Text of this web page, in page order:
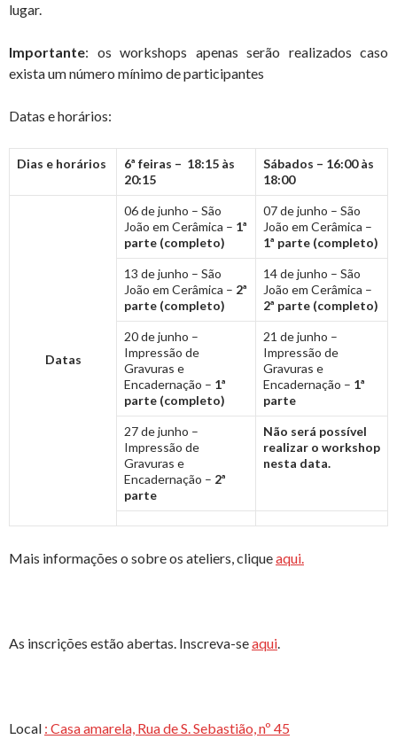
lugar.
Importante: os workshops apenas serão realizados caso
exista um número mínimo de participantes
Datas e horários:
Dias e horários
6ª feiras – 18:15 às
20:15
Sábados – 16:00 às
18:00
Datas
06 de junho – São
João em Cerâmica – 1ª
parte (completo)
07 de junho – São
João em Cerâmica –
1ª parte (completo)
13 de junho – São
João em Cerâmica – 2ª
parte (completo)
14 de junho – São
João em Cerâmica –
2ª parte (completo)
20 de junho –
Impressão de
Gravuras e
Encadernação – 1ª
parte (completo)
21 de junho –
Impressão de
Gravuras e
Encadernação – 1ª
parte
27 de junho –
Impressão de
Gravuras e
Encadernação – 2ª
parte
Não será possível
realizar o workshop
nesta data.
Mais informações o sobre os ateliers, cliqueaqui.
As inscrições estão abertas. Inscreva-seaqui.
Local : Casa amarela, Rua de S. Sebastião, nº 45